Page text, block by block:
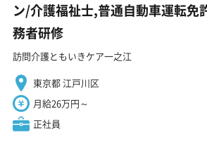
ン/介護福祉士,普通自動車運転免
務者研修
訪問介護ともいきケア一之江
東京都 江戸川区
月給26万円～
正社員